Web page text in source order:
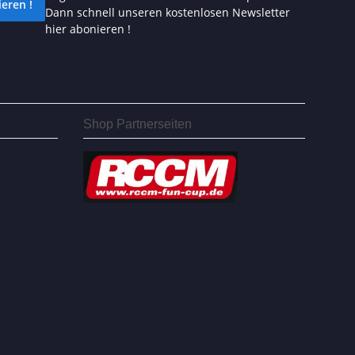
!
Dann schnell unseren kostenlosen Newsletter
hier abonieren !
Shop Partnerseiten